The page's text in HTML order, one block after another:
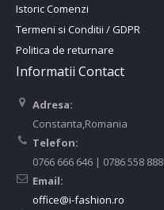
Istoric Comenzi
Termeni si Conditii / GDPR
Politica de returnare
Informatii Contact
Adresa:
Constanta,Romania
Telefon:
0766 666 646 | 0786 558 888
Email:
office@i-fashion.ro